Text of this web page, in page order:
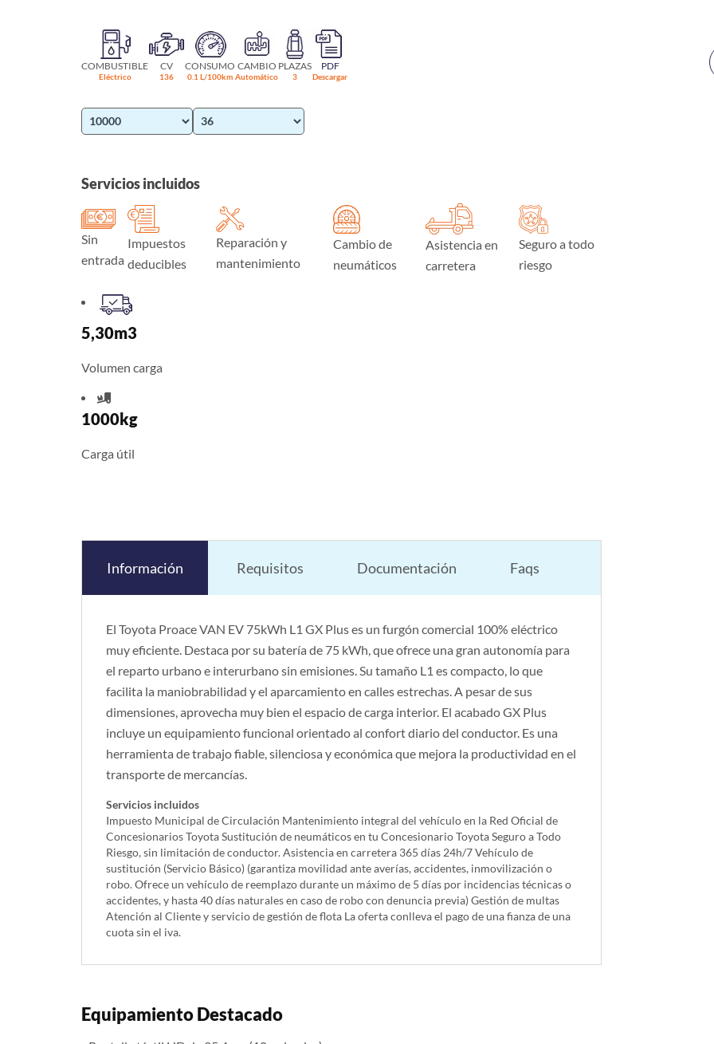
COMBUSTIBLE
Eléctrico
CV
136
CONSUMO
0.1 L/100km
CAMBIO
Automático
PLAZAS
3
PDF
Descargar
Servicios incluidos
Sin
entrada
Impuestos
deducibles
Reparación y
mantenimiento
Cambio de
neumáticos
Asistencia en
carretera
Seguro a todo
riesgo
5,30m3
Volumen carga
1000kg
Carga útil
Información Requisitos Documentación Faqs
El Toyota Proace VAN EV 75kWh L1 GX Plus es un furgón comercial 100% eléctrico
muy eficiente. Destaca por su batería de 75 kWh, que ofrece una gran autonomía para
el reparto urbano e interurbano sin emisiones. Su tamaño L1 es compacto, lo que
facilita la maniobrabilidad y el aparcamiento en calles estrechas. A pesar de sus
dimensiones, aprovecha muy bien el espacio de carga interior. El acabado GX Plus
incluye un equipamiento funcional orientado al confort diario del conductor. Es una
herramienta de trabajo fiable, silenciosa y económica que mejora la productividad en el
transporte de mercancías.
Servicios incluidos
Impuesto Municipal de Circulación Mantenimiento integral del vehículo en la Red Oficial de
Concesionarios Toyota Sustitución de neumáticos en tu Concesionario Toyota Seguro a Todo
Riesgo, sin limitación de conductor. Asistencia en carretera 365 días 24h/7 Vehículo de
sustitución (Servicio Básico) (garantiza movilidad ante averías, accidentes, inmovilización o
robo. Ofrece un vehículo de reemplazo durante un máximo de 5 días por incidencias técnicas o
accidentes, y hasta 40 días naturales en caso de robo con denuncia previa) Gestión de multas
Atención al Cliente y servicio de gestión de flota La oferta conlleva el pago de una fianza de una
cuota sin el iva.
Equipamiento Destacado